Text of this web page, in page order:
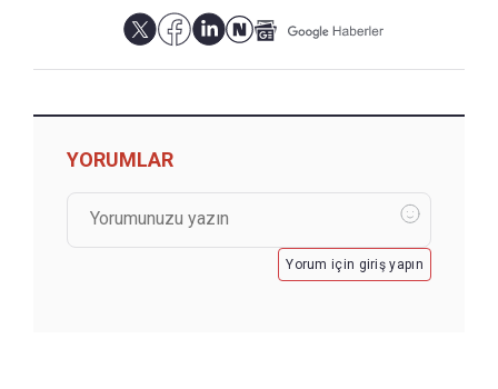
YORUMLAR
Yorum için giriş yapın